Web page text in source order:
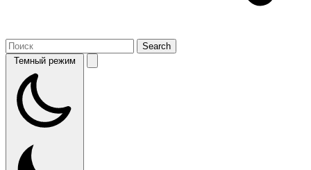
Темный режим